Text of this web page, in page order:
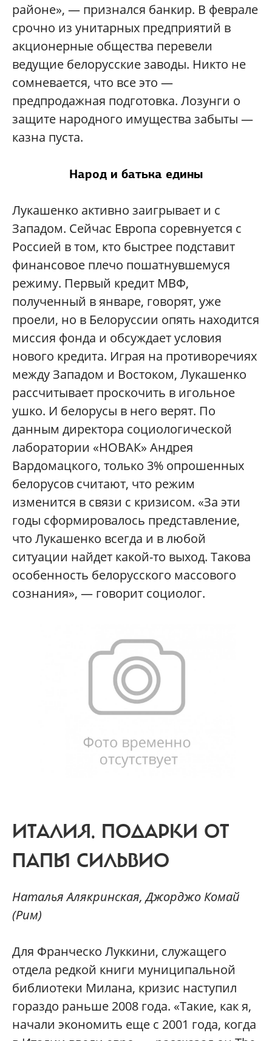
районе», — признался банкир. В феврале
срочно из унитарных предприятий в
акционерные общества перевели
ведущие белорусские заводы. Никто не
сомневается, что все это —
предпродажная подготовка. Лозунги о
защите народного имущества забыты —
казна пуста.
Народ и батька едины
Лукашенко активно заигрывает и с
Западом. Сейчас Европа соревнуется с
Россией в том, кто быстрее подставит
финансовое плечо пошатнувшемуся
режиму. Первый кредит МВФ,
полученный в январе, говорят, уже
проели, но в Белоруссии опять находится
миссия фонда и обсуждает условия
нового кредита. Играя на противоречиях
между Западом и Востоком, Лукашенко
рассчитывает проскочить в игольное
ушко. И белорусы в него верят. По
данным директора социологической
лаборатории «НОВАК» Андрея
Вардомацкого, только 3% опрошенных
белорусов считают, что режим
изменится в связи с кризисом. «За эти
годы сформировалось представление,
что Лукашенко всегда и в любой
ситуации найдет какой-то выход. Такова
особенность белорусского массового
сознания», — говорит социолог.
ИТАЛИЯ. ПОДАРКИ ОТ
ПАПЫ СИЛЬВИО
Наталья Алякринская, Джорджо Комай
(Рим)
Для Франческо Луккини, служащего
отдела редкой книги муниципальной
библиотеки Милана, кризис наступил
гораздо раньше 2008 года. «Такие, как я,
начали экономить еще с 2001 года, когда